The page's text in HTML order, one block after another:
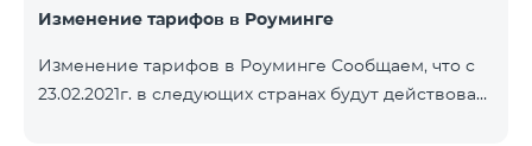
Изменение тарифов в Роуминге
Изменение тарифов в Роуминге Сообщаем, что с
23.02.2021г. в следующих странах будут действовать